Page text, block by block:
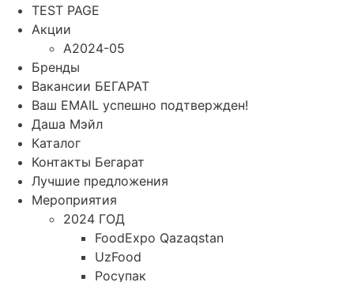
TEST PAGE
Акции
A2024-05
Бренды
Вакансии БЕГАРАТ
Ваш EMAIL успешно подтвержден!
Даша Мэйл
Каталог
Контакты Бегарат
Лучшие предложения
Мероприятия
2024 ГОД
FoodExpo Qazaqstan
UzFood
Росупак